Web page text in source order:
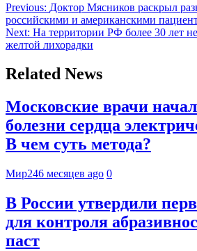
Previous: Доктор Мясников раскрыл
российскими и американскими
Next: На территории РФ более 30 лет
желтой лихорадки
Related News
Московские врачи
болезни сердца
В чем суть метода?
Мир246 месяцев ago 0
В России утвердили
для контроля
паст